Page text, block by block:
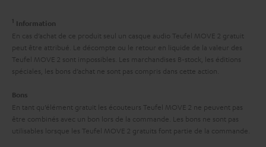
s
à
l
e
x
t
i
v
s
à
l
t
1 Information
En cas d’achat de ce produit seul un casque audio Teufel MOVE 2 gratuit
peut être attribué. Le décompte ou le retour en liquide de la valeur des
Teufel MOVE 2 sont impossibles. Les marchandises B-stock, les éditions
spéciales, les bons d’achat ne sont pas compris dans cette action.
Bons
En tant qu’élément gratuit les écouteurs Teufel MOVE 2 ne peuvent pas
être combinés avec un bon lors de la commande. Les bons ne sont pas
utilisables lorsque les Teufel MOVE 2 gratuits font partie de la commande.